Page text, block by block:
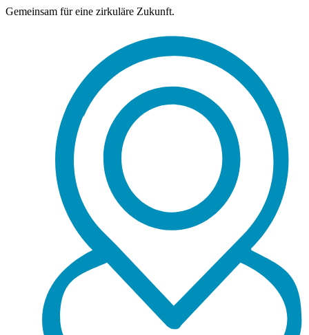
Gemeinsam für eine zirkuläre Zukunft.